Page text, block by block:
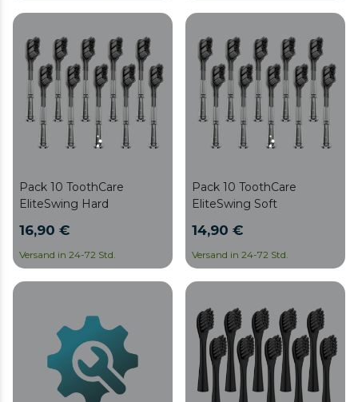
Pack 10 ToothCare
EliteSwing Hard
16,90 €
Versand in 24-72 Std.
Pack 10 ToothCare
EliteSwing Soft
14,90 €
Versand in 24-72 Std.